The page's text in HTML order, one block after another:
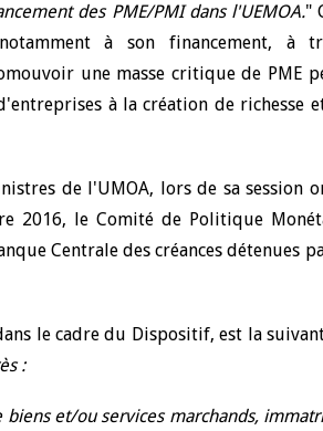
des PME/PMI dans l'UEMOA."
à son financement, à
une masse critique de PME
à la création de richesse
de l'UMOA, lors de sa session
2016, le Comité de Politique
Centrale des créances détenues
le cadre du Dispositif, est la
:
et/ou services marchands,